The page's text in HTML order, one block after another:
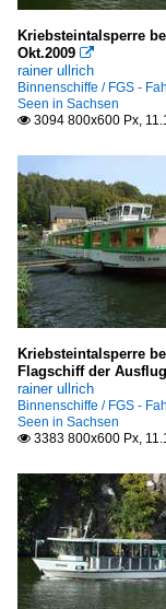
Kriebsteintalsperre
Okt.2009 
rainer ullrich
Binnenschiffe / FGS -
Seen in Sachsen
 3094 800x600 Px,
Kriebsteintalsperre
Flagschiff der
rainer ullrich
Binnenschiffe / FGS -
Seen in Sachsen
 3383 800x600 Px,